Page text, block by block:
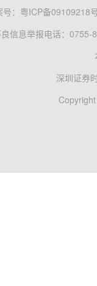
： 粤ICP备09109218
信息举报电话：0755-
深圳证券